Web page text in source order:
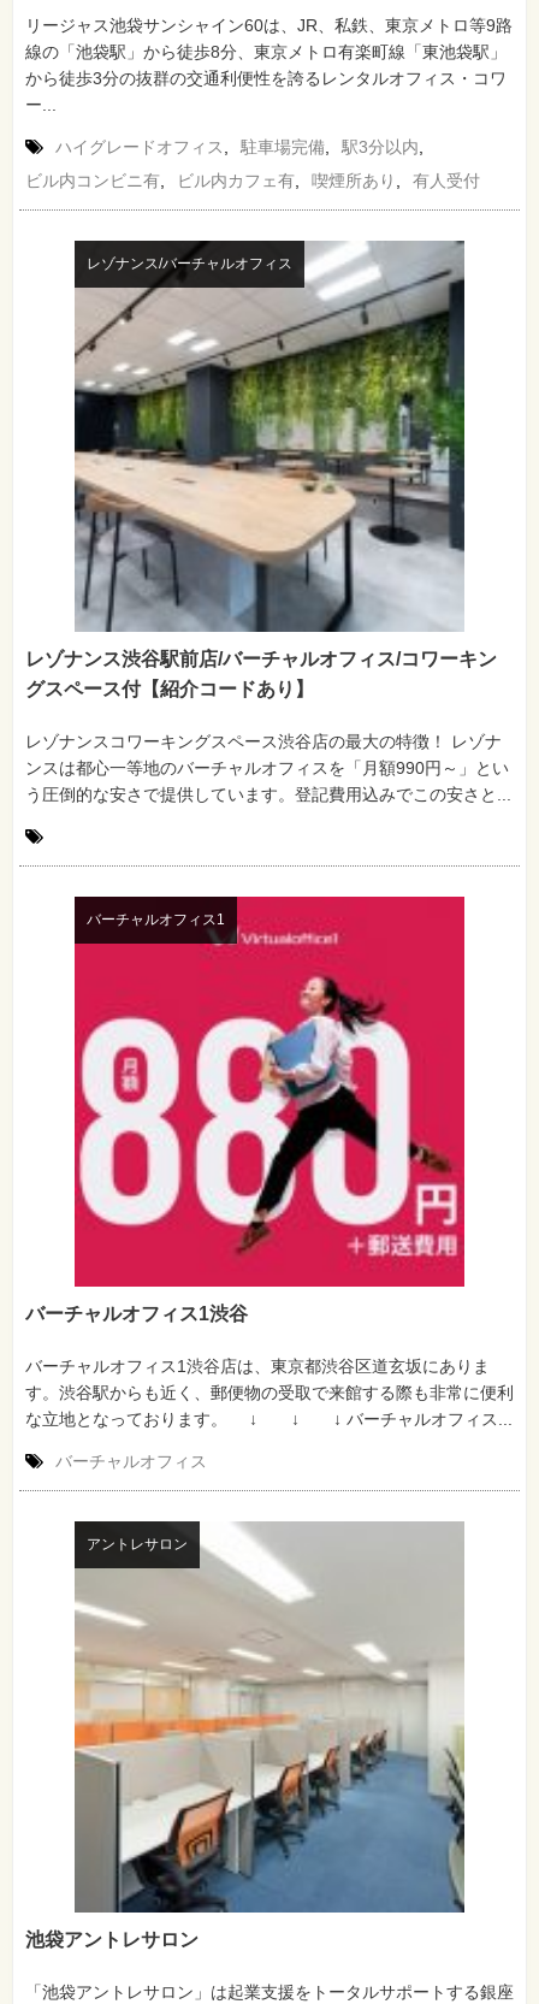
リージャス池袋サンシャイン60は、JR、私鉄、東京メトロ等9路
線の「池袋駅」から徒歩8分、東京メトロ有楽町線「東池袋駅」
から徒歩3分の抜群の交通利便性を誇るレンタルオフィス・コワ
ー...
ハイグレードオフィス 駐車場完備 駅3分以内
ビル内コンビニ有
ビル内カフェ有 喫煙所あり 有人受付
レゾナンス/バーチャルオフィス
レゾナンス渋谷駅前店/バーチャルオフィス/コワーキン
グスペース付【紹介コードあり】
レゾナンスコワーキングスペース渋谷店の最大の特徴！ レゾナ
ンスは都心一等地のバーチャルオフィスを「月額990円～」とい
う圧倒的な安さで提供しています。登記費用込みでこの安さと...
バーチャルオフィス1
バーチャルオフィス1渋谷
バーチャルオフィス1渋谷店は、東京都渋谷区道玄坂にありま
す。渋谷駅からも近く、郵便物の受取で来館する際も非常に便利
な立地となっております。 ↓ ↓ ↓ バーチャルオフィス...
バーチャルオフィス
アントレサロン
池袋アントレサロン
「池袋アントレサロン」は起業支援をトータルサポートする銀座